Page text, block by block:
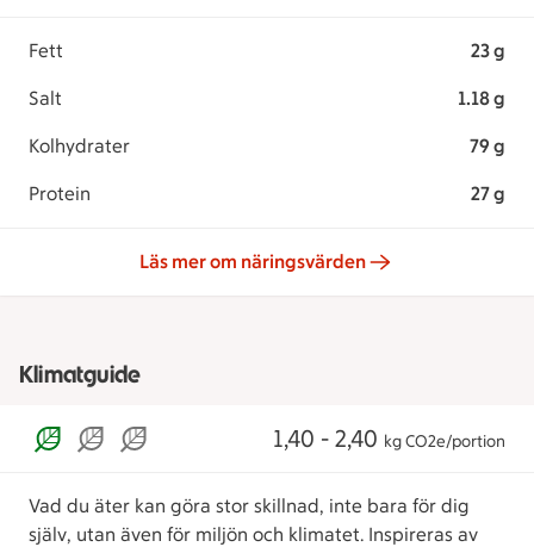
Fett 23 g
Salt 1.18 g
Kolhydrater 79 g
Protein 27 g
Läs mer om näringsvärden
Klimatguide
1,40 - 2,40 kg CO2e/portion
Vad du äter kan göra stor skillnad, inte bara för dig
själv, utan även för miljön och klimatet. Inspireras av